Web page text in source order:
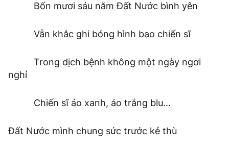
Bốn mươi sáu năm Đất Nước bình yên
Vẫn khắc ghi bóng hình bao chiến sĩ
Trong dịch bệnh không một ngày ngơi
nghỉ
Chiến sĩ áo xanh, áo trắng blu...
Đất Nước mình chung sức trước kẻ thù